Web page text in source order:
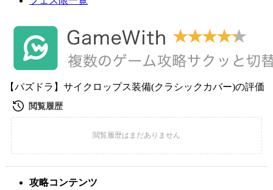
【パズドラ】サイクロップス装備(クラシックカバー)の評価
攻略コンテンツ